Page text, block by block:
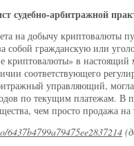
судебно-арбитражной
на добычу криптовалюты
собой гражданскую или
криптовалюты» в
соответствующего
управляющий,
по текущим платежам. В
чем просто продажа
6437b4799a79475ee2837214